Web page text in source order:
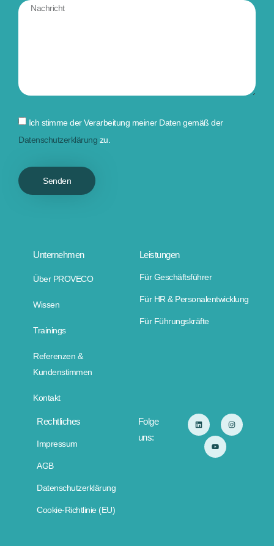
Ich stimme der Verarbeitung meiner Daten gemäß der
Datenschutzerklärung zu.
Senden
Unternehmen
Über PROVECO
Wissen
Trainings
Referenzen &
Kundenstimmen
Kontakt
Leistungen
Für Geschäftsführer
Für HR & Personalentwicklung
Für Führungskräfte
Rechtliches
Impressum
AGB
Datenschutzerklärung
Cookie-Richtlinie (EU)
Folge
uns: